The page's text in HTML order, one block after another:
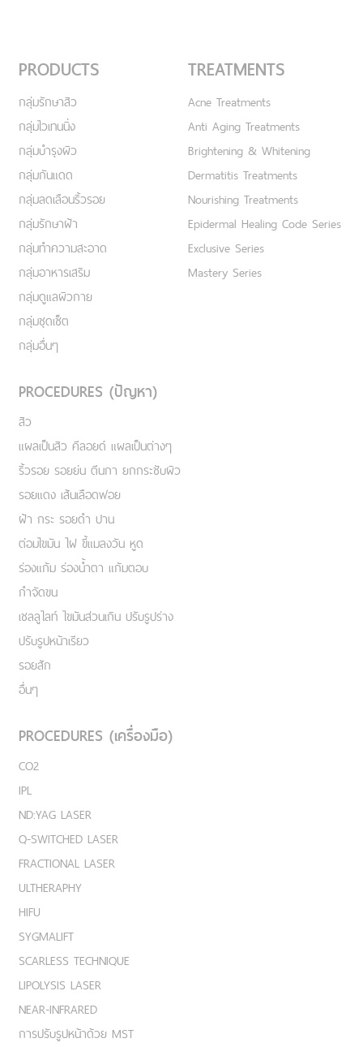
PRODUCTS
กลุ่มรักษาสิว
กลุ่มไวเทนนิ่ง
กลุ่มบำรุงผิว
กลุ่มกันแดด
กลุ่มลดเลือนริ้วรอย
กลุ่มรักษาฝ้า
กลุ่มทำความสะอาด
กลุ่มอาหารเสริม
กลุ่มดูแลผิวกาย
กลุ่มชุดเซ็ต
กลุ่มอื่นๆ
TREATMENTS
Acne Treatments
Anti Aging Treatments
Brightening & Whitening
Dermatitis Treatments
Nourishing Treatments
Epidermal Healing Code Series
Exclusive Series
Mastery Series
PROCEDURES (ปัญหา)
สิว
แผลเป็นสิว คีลอยด์ แผลเป็นต่างๆ
ริ้วรอย รอยย่น ตีนกา ยกกระชับผิว
รอยแดง เส้นเลือดฟอย
ฝ้า กระ รอยดำ ปาน
ต่อมไขมัน ไฝ ขี้แมลงวัน หูด
ร่องแก้ม ร่องน้ำตา แก้มตอบ
กำจัดขน
เชลลูไลท์ ไขมันส่วนเกิน ปรับรูปร่าง
ปรับรูปหน้าเรียว
รอยสัก
อื่นๆ
PROCEDURES (เครื่องมือ)
CO2
IPL
ND:YAG LASER
Q-SWITCHED LASER
FRACTIONAL LASER
ULTHERAPHY
HIFU
SYGMALIFT
SCARLESS TECHNIQUE
LIPOLYSIS LASER
NEAR-INFRARED
การปรับรูปหน้าด้วย MST